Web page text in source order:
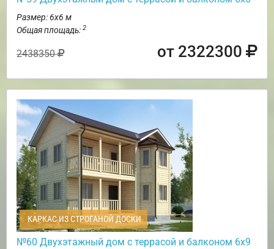
Размер: 6х6 м
Общая площадь: 2
2438350 от 2322300
КАРКАС ИЗ СТРОГАНОЙ ДОСКИ
№60 Двухэтажный дом с террасой и балконом 6х9